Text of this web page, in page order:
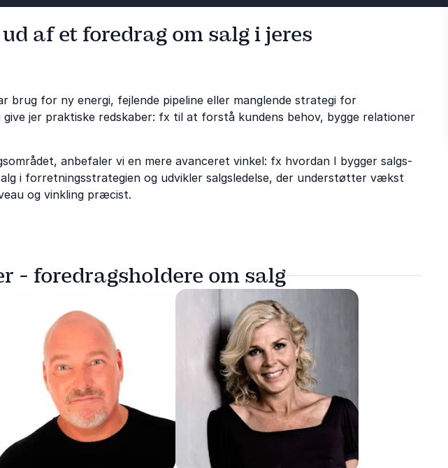
af et foredrag om salg i jeres
brug for ny energi, fejlende pipeline eller manglende strategi for
give jer praktiske redskaber: fx til at forstå kundens behov, bygge relationer
anbefaler vi en mere avanceret vinkel: fx hvordan I bygger salgs­
i forretnings­strategien og udvikler salgsledelse, der understøtter vækst
og vinkling præcist.
- foredragsholdere om salg